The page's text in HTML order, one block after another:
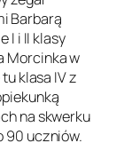
Barbarą
I i II klasy
Morcinka w
klasa IV z
na skwerku
90 uczniów.